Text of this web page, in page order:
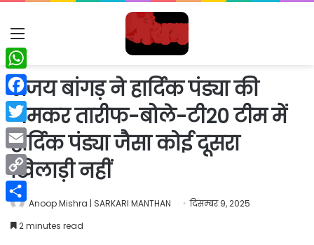
Menu
संजय बांगड़ ने हार्दिक पंड्या की
जमकर तारीफ-बोले-टी20 टीम में
हार्दिक पंड्या जैसा कोई दूसरा
खिलाड़ी नहीं
Anoop Mishra | SARKARI MANTHAN
दिसम्बर 9, 2025
2 minutes read
WhatsApp
Facebook
Twitter
Email
Copy
Link
Share